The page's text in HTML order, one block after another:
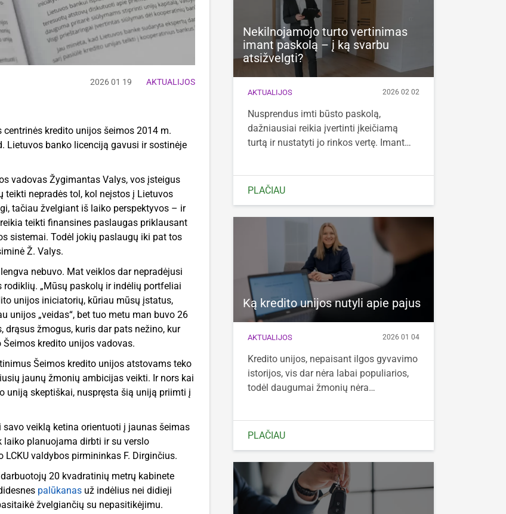
2026 01 19 AKTUALIJOS
kredito unijos šeimos 2014 m.
Lietuvos banko licenciją gavusi ir sostinėje
vadovas Žygimantas Valys, vos įsteigus
nepradės tol, kol neįstos į Lietuvos
tačiau žvelgiant iš laiko perspektyvos – ir
teikti finansines paslaugas priklausant
sistemai. Todėl jokių paslaugų iki pat tos
Ž. Valys.
nebuvo. Mat veiklos dar nepradėjusi
„Mūsų paskolų ir indėlių portfeliai
unijos iniciatorių, kūriau mūsų įstatus,
unijos „veidas“, bet tuo metu man buvo 26
žmogus, kuris dar pats nežino, kur
kredito unijos vadovas.
Šeimos kredito unijos atstovams teko
jaunų žmonių ambicijas veikti. Ir nors kai
uniją skeptiškai, nuspręsta šią uniją priimti į
veiklą ketina orientuoti į jaunas šeimas
laiko planuojama dirbti ir su verslo
valdybos pirmininkas F. Dirginčius.
20 kvadratinių metrų kabinete
palūkanas už indėlius nei didieji
žvelgiančių su nepasitikėjimu.
Nekilnojamojo turto vertinimas
imant paskolą – į ką svarbu
atsižvelgti?
AKTUALIJOS 2026 02 02
Nusprendus imti būsto paskolą,
dažniausiai reikia įvertinti įkeičiamą
turtą ir nustatyti jo rinkos vertę. Imant…
PLAČIAU
Ką kredito unijos nutyli apie pajus
AKTUALIJOS 2026 01 04
Kredito unijos, nepaisant ilgos gyvavimo
istorijos, vis dar nėra labai populiarios,
todėl daugumai žmonių nėra…
PLAČIAU